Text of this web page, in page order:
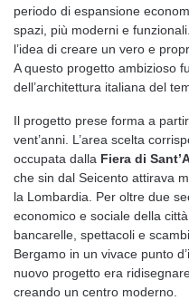
periodo di espansione
spazi, più moderni e
l’idea di creare un vero e
A questo progetto ambizioso
dell’architettura italiana del
Il progetto prese forma a
vent’anni. L’area scelta
occupata dalla Fiera di
che sin dal Seicento attirava
la Lombardia. Per oltre due
economico e sociale della
bancarelle, spettacoli e
Bergamo in un vivace punto
nuovo progetto era
creando un centro moderno.